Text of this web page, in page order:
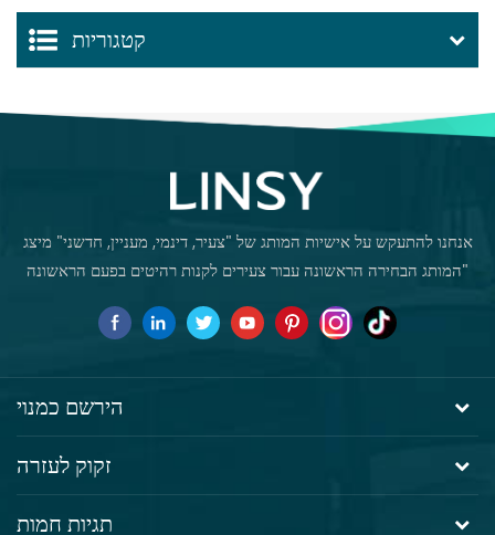
קטגוריות
אנחנו להתעקש על אישיות המותג של "צעיר, דינמי, מעניין, חדשני" מיצג
"המותג הבחירה הראשונה עבור צעירים לקנות רהיטים בפעם הראשונה
הירשם כמנוי
זקוק לעזרה
תגיות חמות